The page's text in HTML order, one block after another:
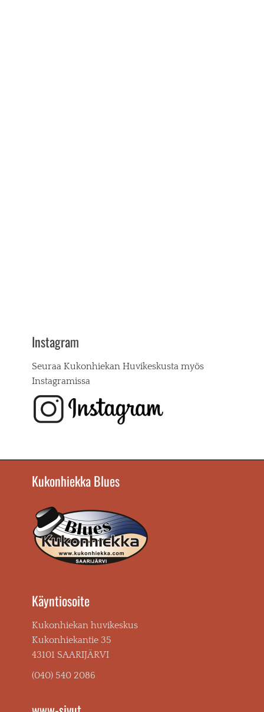
Instagram
Seuraa Kukonhiekan Huvikeskusta myös
Instagramissa
Kukonhiekka Blues
Käyntiosoite
Kukonhiekan huvikeskus
Kukonhiekantie 35
43101 SAARIJÄRVI
(040) 540 2086